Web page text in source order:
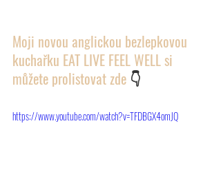
Moji novou anglickou bezlepkovou
kuchařku EAT LIVE FEEL WELL si
můžete prolistovat zde 👇
https://www.youtube.com/watch?v=TFDBGX4omJQ